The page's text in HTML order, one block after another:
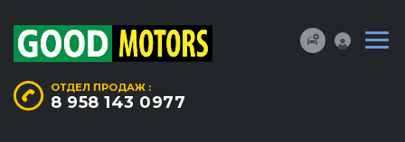
ОТДЕЛ ПРОДАЖ :
8 958 143 0977